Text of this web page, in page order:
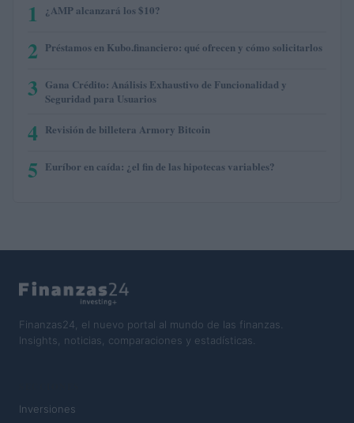
1 ¿AMP alcanzará los $10?
2 Préstamos en Kubo.financiero: qué ofrecen y cómo solicitarlos
3 Gana Crédito: Análisis Exhaustivo de Funcionalidad y
Seguridad para Usuarios
4 Revisión de billetera Armory Bitcoin
5 Euríbor en caída: ¿el fin de las hipotecas variables?
Finanzas24, el nuevo portal al mundo de las finanzas.
Insights, noticias, comparaciones y estadísticas.
Inversiones